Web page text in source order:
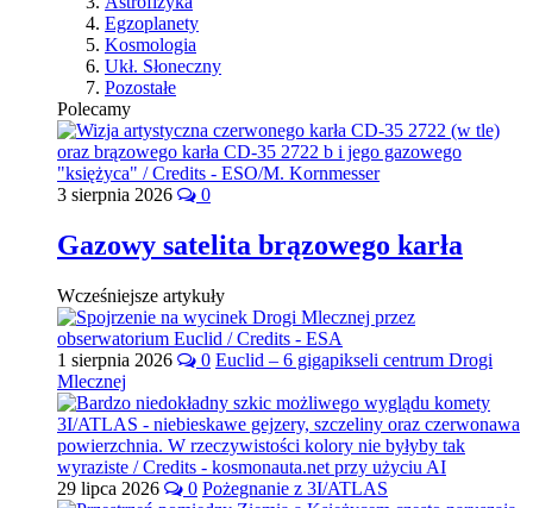
Egzoplanety
Kosmologia
Ukł. Słoneczny
Pozostałe
Polecamy
3 sierpnia 2026 0
Gazowy satelita brązowego karła
Wcześniejsze artykuły
1 sierpnia 2026 0 Euclid – 6 gigapikseli centrum Drogi
Mlecznej
29 lipca 2026 0 Pożegnanie z 3I/ATLAS